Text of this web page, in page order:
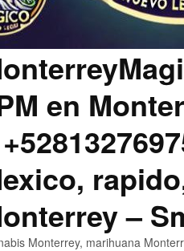
en
–
Monterrey, marihuana